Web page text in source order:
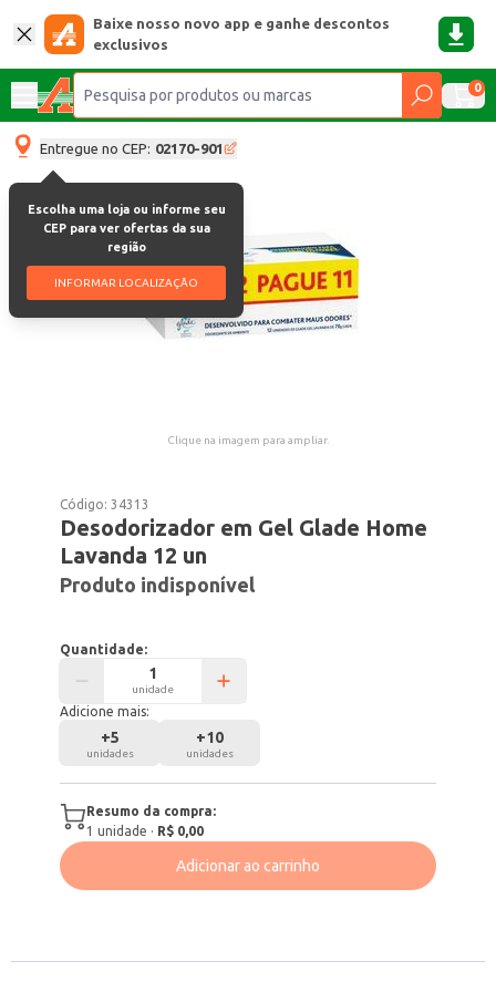
Baixe nosso novo app e ganhe descontos
exclusivos
0
Entregue no CEP: 02170-901
Escolha uma loja ou informe seu
CEP para ver ofertas da sua
região
INFORMAR LOCALIZAÇÃO
Clique na imagem para ampliar.
Código:34313
Desodorizador em Gel Glade Home
Lavanda 12 un
Produto indisponível
Quantidade:
unidade
Adicione mais:
+5
unidades
+10
unidades
Resumo da compra:
1 unidade · R$ 0,00
Adicionar ao carrinho